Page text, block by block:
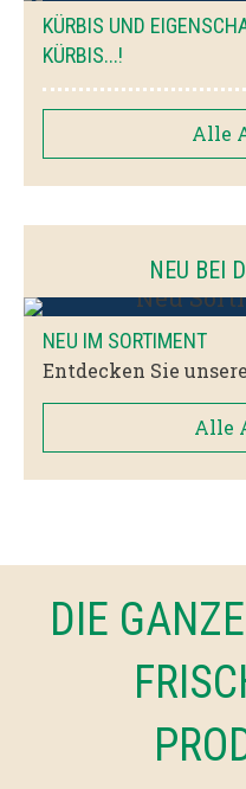
KÜRBIS UND
KÜRBIS...!
Alle
NEU BEI
NEU IM SORTIMENT
Entdecken Sie
Alle
DIE